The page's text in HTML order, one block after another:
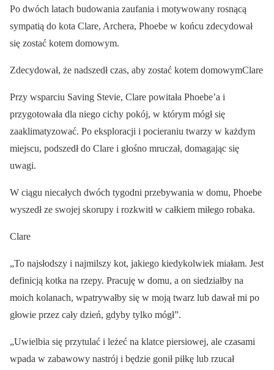
Po dwóch latach budowania zaufania i motywowany rosnącą
sympatią do kota Clare, Archera, Phoebe w końcu zdecydował
się zostać kotem domowym.
Zdecydował, że nadszedł czas, aby zostać kotem domowymClare
Przy wsparciu Saving Stevie, Clare powitała Phoebe’a i
przygotowała dla niego cichy pokój, w którym mógł się
zaaklimatyzować. Po eksploracji i pocieraniu twarzy w każdym
miejscu, podszedł do Clare i głośno mruczał, domagając się
uwagi.
W ciągu niecałych dwóch tygodni przebywania w domu, Phoebe
wyszedł ze swojej skorupy i rozkwitł w całkiem miłego robaka.
Clare
„To najsłodszy i najmilszy kot, jakiego kiedykolwiek miałam. Jest
definicją kotka na rzepy. Pracuję w domu, a on siedziałby na
moich kolanach, wpatrywałby się w moją twarz lub dawał mi po
głowie przez cały dzień, gdyby tylko mógł”.
„Uwielbia się przytulać i leżeć na klatce piersiowej, ale czasami
wpada w zabawowy nastrój i będzie gonił piłkę lub rzucał